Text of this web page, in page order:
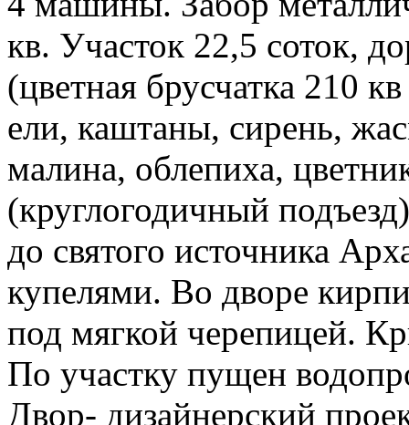
кв. Участок 22,5 соток,
(цветная брусчатка 210
ели, каштаны, сирень,
малина, облепиха,
(круглогодичный
до святого источника
купелями. Во дворе
под мягкой черепицей.
По участку пущен
Двор- дизайнерский